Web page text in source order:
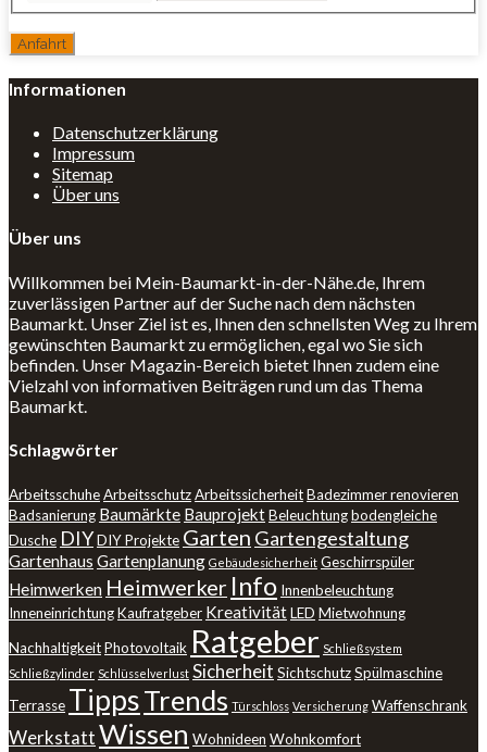
Informationen
Datenschutzerklärung
Impressum
Sitemap
Über uns
Über uns
Willkommen bei Mein-Baumarkt-in-der-Nähe.de, Ihrem
zuverlässigen Partner auf der Suche nach dem nächsten
Baumarkt. Unser Ziel ist es, Ihnen den schnellsten Weg zu Ihrem
gewünschten Baumarkt zu ermöglichen, egal wo Sie sich
befinden. Unser Magazin-Bereich bietet Ihnen zudem eine
Vielzahl von informativen Beiträgen rund um das Thema
Baumarkt.
Schlagwörter
ArbeitsschuheArbeitsschutzArbeitssicherheitBadezimmer renovieren
Badsanierung Baumärkte BauprojektBeleuchtungbodengleiche
Dusche DIYDIY Projekte Garten Gartengestaltung
Gartenhaus Gartenplanung Gebäudesicherheit Geschirrspüler
Heimwerken Heimwerker Info Innenbeleuchtung
InneneinrichtungKaufratgeber KreativitätLED Mietwohnung
NachhaltigkeitPhotovoltaik Ratgeber Schließsystem
Schließzylinder Schlüsselverlust Sicherheit SichtschutzSpülmaschine
Terrasse TippsTrends Türschloss Versicherung Waffenschrank
WerkstattWissen Wohnideen Wohnkomfort